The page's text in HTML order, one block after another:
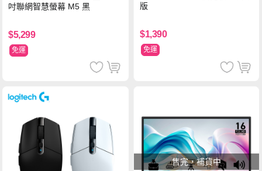
吋聯網智慧螢幕 M5 黑
$5,299
免運
版
$1,390
免運
售完，補貨中